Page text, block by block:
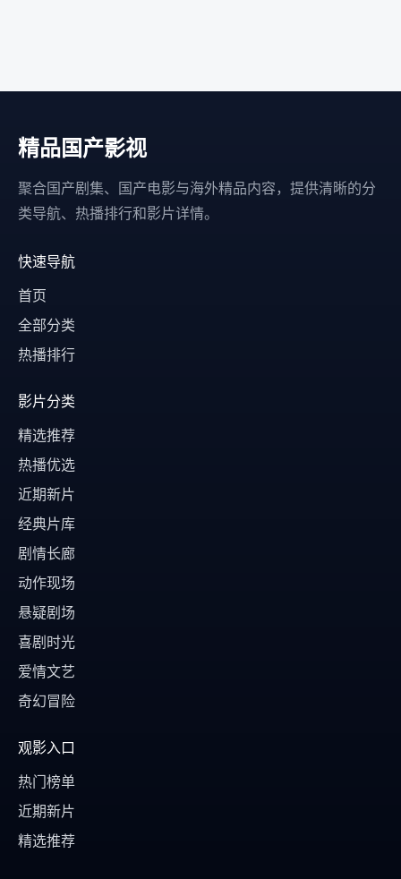
精品国产影视
聚合国产剧集、国产电影与海外精品内容，提供清晰的分
类导航、热播排行和影片详情。
快速导航
首页
全部分类
热播排行
影片分类
精选推荐
热播优选
近期新片
经典片库
剧情长廊
动作现场
悬疑剧场
喜剧时光
爱情文艺
奇幻冒险
观影入口
热门榜单
近期新片
精选推荐